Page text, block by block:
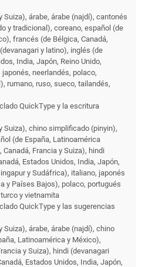
Suiza), árabe, árabe (najdí), cantonés
y tradicional), coreano, español (de
francés (de Bélgica, Canadá,
y latino), inglés (de
India, Japón, Reino Unido,
neerlandés, polaco,
rumano, ruso, sueco, tailandés,
QuickType y la escritura
Suiza), chino simplificado (pinyin),
(de España, Latinoamérica
Francia y Suiza), hindi
Estados Unidos, India, Japón,
y Sudáfrica), italiano, japonés
y Países Bajos), polaco, portugués
y vietnamita
QuickType y las sugerencias
Suiza), árabe, árabe (najdí), chino
Latinoamérica y México),
y Suiza), hindi (devanagari
Estados Unidos, India, Japón,